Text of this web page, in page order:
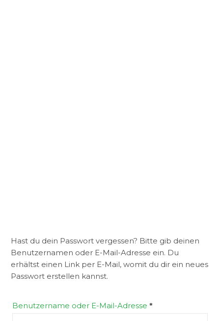
Hast du dein Passwort vergessen? Bitte gib deinen
Benutzernamen oder E-Mail-Adresse ein. Du
erhältst einen Link per E-Mail, womit du dir ein neues
Passwort erstellen kannst.
Benutzername oder E-Mail-Adresse*